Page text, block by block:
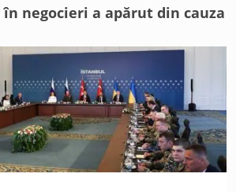
negocieri a apărut din cauza